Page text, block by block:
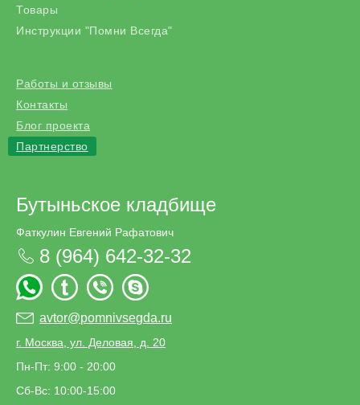
Товары
Инструкции "Помни Всегда"
Работы и отзывы
Контакты
Блог проекта
Партнерство
Бутыньское кладбище
Фаткулин Евгений Рафатович
8 (964) 642-32-32
avtor@pomnivsegda.ru
г. Москва, ул. Деловая, д. 20
Пн-Пт: 9:00 - 20:00
Сб-Вс: 10:00-15:00